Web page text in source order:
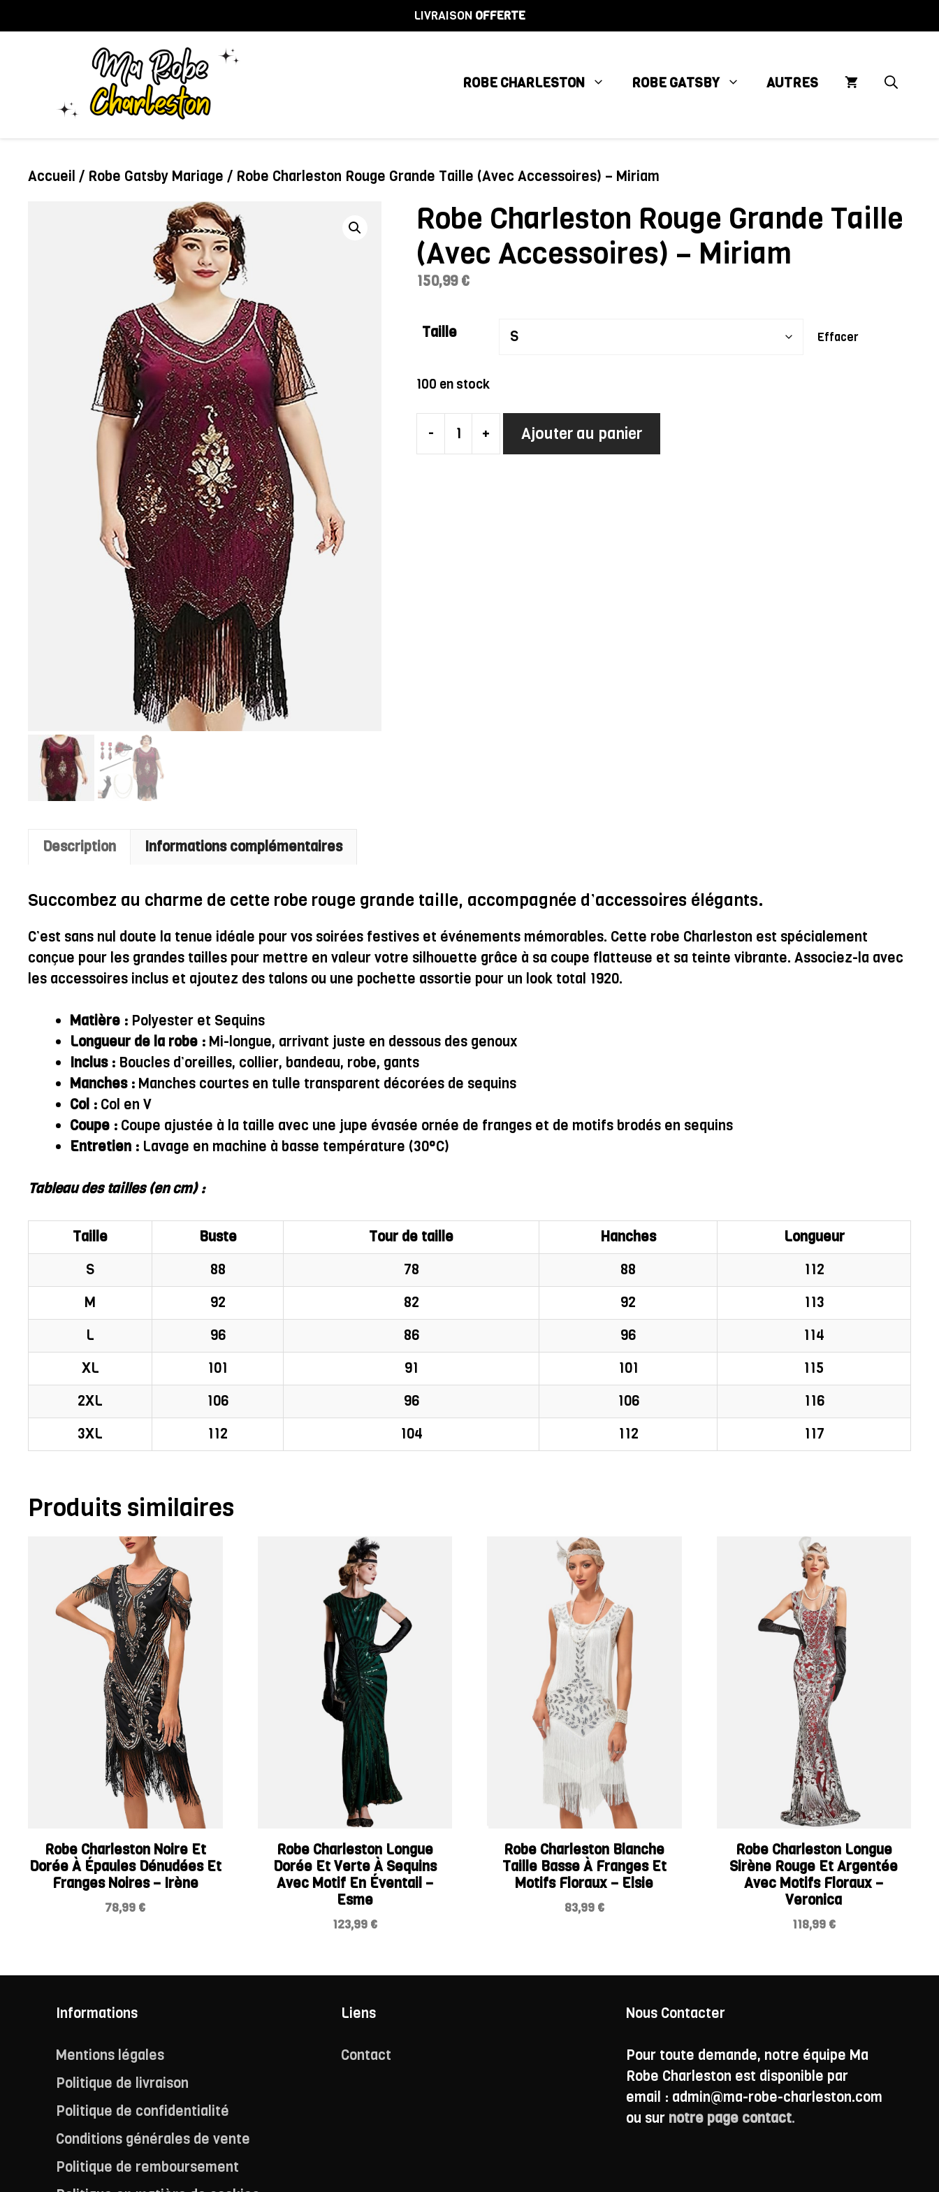
au
LIVRAISON OFFERTE
ROBE CHARLESTON ROBE GATSBY AUTRES
Accueil / Robe Gatsby Mariage / Robe Charleston Rouge Grande Taille (Avec Accessoires) – Miriam
Robe Charleston Rouge Grande Taille
(Avec Accessoires) – Miriam
150,99€
Taille Effacer
100 en stock
-
quantité
+ Ajouter au panier
Description Informations complémentaires
Succombez au charme de cette robe rouge grande taille, accompagnée d’accessoires élégants.
C’est sans nul doute la tenue idéale pour vos soirées festives et événements mémorables. Cette robe Charleston est spécialement
conçue pour les grandes tailles pour mettre en valeur votre silhouette grâce à sa coupe flatteuse et sa teinte vibrante. Associez-la avec
les accessoires inclus et ajoutez des talons ou une pochette assortie pour un look total 1920.
Matière : Polyester et Sequins
Longueur de la robe : Mi-longue, arrivant juste en dessous des genoux
Inclus : Boucles d’oreilles, collier, bandeau, robe, gants
Manches : Manches courtes en tulle transparent décorées de sequins
Col : Col en V
Coupe : Coupe ajustée à la taille avec une jupe évasée ornée de franges et de motifs brodés en sequins
Entretien : Lavage en machine à basse température (30°C)
Tableau des tailles (en cm) :
Taille Buste Tour de taille Hanches
Longueur
S
88 78 88
112
M
92 82 92
113
L
96 86 96
114
XL
101 91 101
115
2XL
106 96 106
116
3XL
112 104 112 117
Produits similaires
Robe Charleston Noire Et
Dorée À Épaules Dénudées Et
Franges Noires – Irène
78,99 €
Robe Charleston Longue
Dorée Et Verte À Sequins
Avec Motif En Éventail –
Esme
123,99 €
Robe Charleston Blanche
Taille Basse À Franges Et
Motifs Floraux – Elsie
83,99 €
Robe Charleston Longue
Sirène Rouge Et Argentée
Avec Motifs Floraux –
Veronica
118,99 €
Informations
Mentions légales
Politique de livraison
Politique de confidentialité
Conditions générales de vente
Politique de remboursement
Liens
Contact
Nous Contacter
Pour toute demande, notre équipe Ma
Robe Charleston est disponible par
email : admin@ma-robe-charleston.com
ou sur notre page contact.